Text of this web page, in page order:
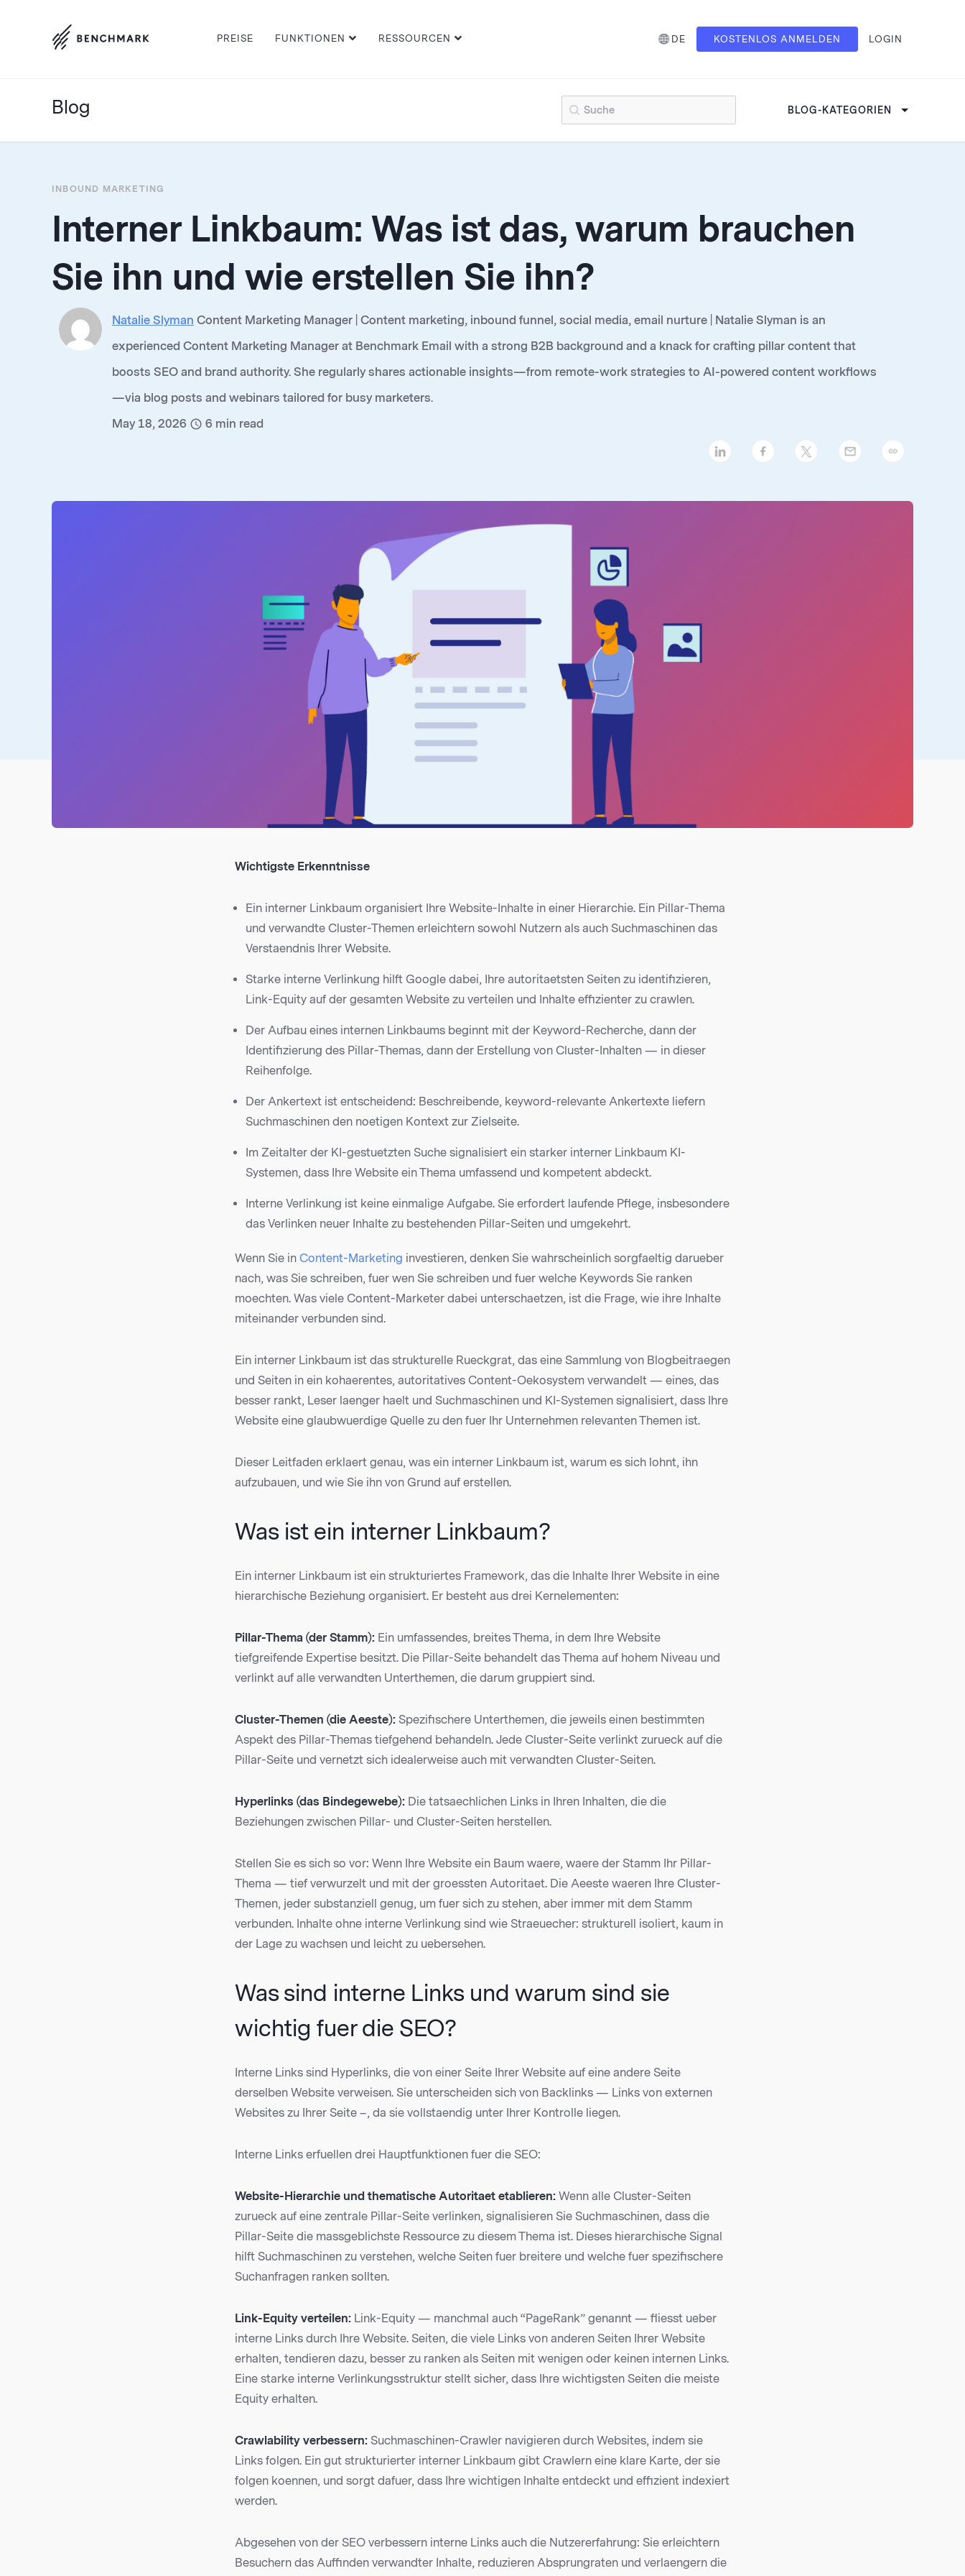
PREISE FUNKTIONEN RESSOURCEN DE KOSTENLOS ANMELDEN LOGIN
Blog BLOG-KATEGORIEN
INBOUND MARKETING
Interner Linkbaum: Was ist das, warum brauchen
Sie ihn und wie erstellen Sie ihn?
Natalie Slyman Content Marketing Manager | Content marketing, inbound funnel, social media, email nurture | Natalie Slyman is an
experienced Content Marketing Manager at Benchmark Email with a strong B2B background and a knack for crafting pillar content that
boosts SEO and brand authority. She regularly shares actionable insights—from remote-work strategies to AI-powered content workflows
—via blog posts and webinars tailored for busy marketers.
May 18, 2026
6 min read
Wichtigste Erkenntnisse
Ein interner Linkbaum organisiert Ihre Website-Inhalte in einer Hierarchie. Ein Pillar-Thema
und verwandte Cluster-Themen erleichtern sowohl Nutzern als auch Suchmaschinen das
Verstaendnis Ihrer Website.
Starke interne Verlinkung hilft Google dabei, Ihre autoritaetsten Seiten zu identifizieren,
Link-Equity auf der gesamten Website zu verteilen und Inhalte effizienter zu crawlen.
Der Aufbau eines internen Linkbaums beginnt mit der Keyword-Recherche, dann der
Identifizierung des Pillar-Themas, dann der Erstellung von Cluster-Inhalten — in dieser
Reihenfolge.
Der Ankertext ist entscheidend: Beschreibende, keyword-relevante Ankertexte liefern
Suchmaschinen den noetigen Kontext zur Zielseite.
Im Zeitalter der KI-gestuetzten Suche signalisiert ein starker interner Linkbaum KI-
Systemen, dass Ihre Website ein Thema umfassend und kompetent abdeckt.
Interne Verlinkung ist keine einmalige Aufgabe. Sie erfordert laufende Pflege, insbesondere
das Verlinken neuer Inhalte zu bestehenden Pillar-Seiten und umgekehrt.
Wenn Sie in Content-Marketing investieren, denken Sie wahrscheinlich sorgfaeltig darueber
nach, was Sie schreiben, fuer wen Sie schreiben und fuer welche Keywords Sie ranken
moechten. Was viele Content-Marketer dabei unterschaetzen, ist die Frage, wie ihre Inhalte
miteinander verbunden sind.
Ein interner Linkbaum ist das strukturelle Rueckgrat, das eine Sammlung von Blogbeitraegen
und Seiten in ein kohaerentes, autoritatives Content-Oekosystem verwandelt — eines, das
besser rankt, Leser laenger haelt und Suchmaschinen und KI-Systemen signalisiert, dass Ihre
Website eine glaubwuerdige Quelle zu den fuer Ihr Unternehmen relevanten Themen ist.
Dieser Leitfaden erklaert genau, was ein interner Linkbaum ist, warum es sich lohnt, ihn
aufzubauen, und wie Sie ihn von Grund auf erstellen.
Was ist ein interner Linkbaum?
Ein interner Linkbaum ist ein strukturiertes Framework, das die Inhalte Ihrer Website in eine
hierarchische Beziehung organisiert. Er besteht aus drei Kernelementen:
Pillar-Thema (der Stamm): Ein umfassendes, breites Thema, in dem Ihre Website
tiefgreifende Expertise besitzt. Die Pillar-Seite behandelt das Thema auf hohem Niveau und
verlinkt auf alle verwandten Unterthemen, die darum gruppiert sind.
Cluster-Themen (die Aeeste): Spezifischere Unterthemen, die jeweils einen bestimmten
Aspekt des Pillar-Themas tiefgehend behandeln. Jede Cluster-Seite verlinkt zurueck auf die
Pillar-Seite und vernetzt sich idealerweise auch mit verwandten Cluster-Seiten.
Hyperlinks (das Bindegewebe): Die tatsaechlichen Links in Ihren Inhalten, die die
Beziehungen zwischen Pillar- und Cluster-Seiten herstellen.
Stellen Sie es sich so vor: Wenn Ihre Website ein Baum waere, waere der Stamm Ihr Pillar-
Thema — tief verwurzelt und mit der groessten Autoritaet. Die Aeeste waeren Ihre Cluster-
Themen, jeder substanziell genug, um fuer sich zu stehen, aber immer mit dem Stamm
verbunden. Inhalte ohne interne Verlinkung sind wie Straeuecher: strukturell isoliert, kaum in
der Lage zu wachsen und leicht zu uebersehen.
Was sind interne Links und warum sind sie
wichtig fuer die SEO?
Interne Links sind Hyperlinks, die von einer Seite Ihrer Website auf eine andere Seite
derselben Website verweisen. Sie unterscheiden sich von Backlinks — Links von externen
Websites zu Ihrer Seite –, da sie vollstaendig unter Ihrer Kontrolle liegen.
Interne Links erfuellen drei Hauptfunktionen fuer die SEO:
Website-Hierarchie und thematische Autoritaet etablieren: Wenn alle Cluster-Seiten
zurueck auf eine zentrale Pillar-Seite verlinken, signalisieren Sie Suchmaschinen, dass die
Pillar-Seite die massgeblichste Ressource zu diesem Thema ist. Dieses hierarchische Signal
hilft Suchmaschinen zu verstehen, welche Seiten fuer breitere und welche fuer spezifischere
Suchanfragen ranken sollten.
Link-Equity verteilen: Link-Equity — manchmal auch “PageRank” genannt — fliesst ueber
interne Links durch Ihre Website. Seiten, die viele Links von anderen Seiten Ihrer Website
erhalten, tendieren dazu, besser zu ranken als Seiten mit wenigen oder keinen internen Links.
Eine starke interne Verlinkungsstruktur stellt sicher, dass Ihre wichtigsten Seiten die meiste
Equity erhalten.
Crawlability verbessern: Suchmaschinen-Crawler navigieren durch Websites, indem sie
Links folgen. Ein gut strukturierter interner Linkbaum gibt Crawlern eine klare Karte, der sie
folgen koennen, und sorgt dafuer, dass Ihre wichtigen Inhalte entdeckt und effizient indexiert
werden.
Abgesehen von der SEO verbessern interne Links auch die Nutzererfahrung: Sie erleichtern
Besuchern das Auffinden verwandter Inhalte, reduzieren Absprungraten und verlaengern die